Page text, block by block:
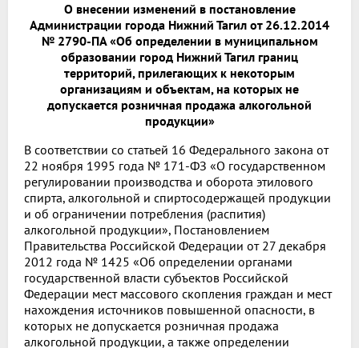
О внесении изменений в постановление
Администрации города Нижний Тагил от 26.12.2014
№ 2790-ПА «Об определении в муниципальном
образовании город Нижний Тагил границ
территорий, прилегающих к некоторым
организациям и объектам, на которых не
допускается розничная продажа алкогольной
продукции»
В соответствии со статьей 16 Федерального закона от
22 ноября 1995 года № 171-ФЗ «О государственном
регулировании производства и оборота этилового
спирта, алкогольной и спиртосодержащей продукции
и об ограничении потребления (распития)
алкогольной продукции», Постановлением
Правительства Российской Федерации от 27 декабря
2012 года № 1425 «Об определении органами
государственной власти субъектов Российской
Федерации мест массового скопления граждан и мест
нахождения источников повышенной опасности, в
которых не допускается розничная продажа
алкогольной продукции, а также определении